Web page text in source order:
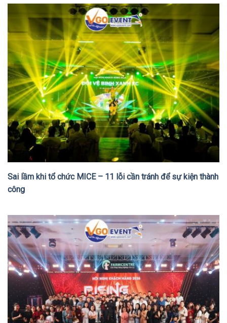
Sai lầm khi tổ chức MICE – 11 lỗi cần tránh để sự kiện thành
công